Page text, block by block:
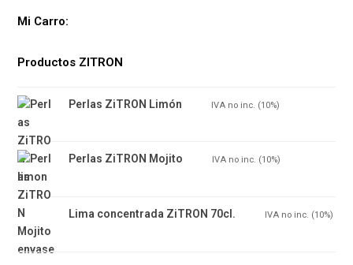
Mi Carro:
Productos ZITRON
Perlas ZiTRON Limón IVA no inc. (10%)
Perlas ZiTRON Mojito IVA no inc. (10%)
Lima concentrada ZiTRON 70cl. IVA no inc. (10%)